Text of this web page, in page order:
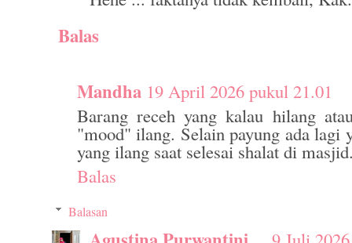
Balas
Mandha 19 April 2026 pukul 21.01
Barang receh yang kalau hilang
"mood" ilang. Selain payung ada lagi
yang ilang saat selesai shalat di
Balas
Balasan